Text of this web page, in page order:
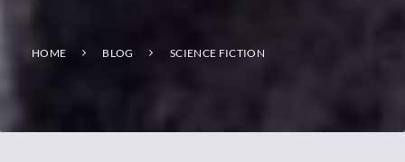
HOME BLOG SCIENCE FICTION